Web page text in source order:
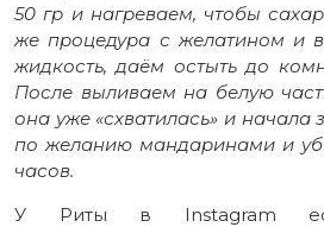
50 гр и нагреваем, чтобы
же процедура с желатином и
жидкость, даём остыть до
После выливаем на белую
она уже «схватилась» и начала
по желанию мандаринами и
часов.
У Риты в Instagram